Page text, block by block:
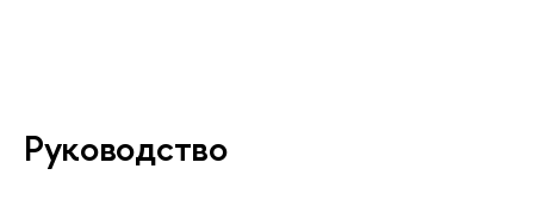
Руководство